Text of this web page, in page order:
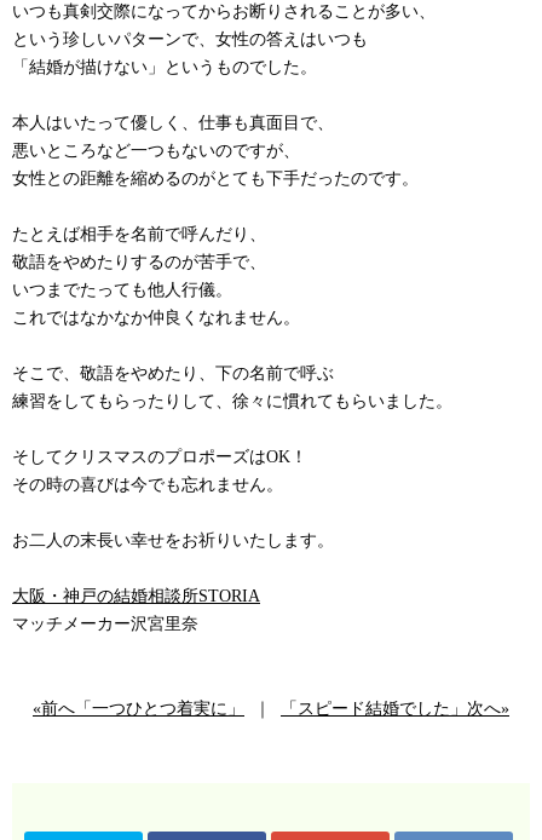
いつも真剣交際になってからお断りされることが多い、
という珍しいパターンで、女性の答えはいつも
「結婚が描けない」というものでした。
本人はいたって優しく、仕事も真面目で、
悪いところなど一つもないのですが、
女性との距離を縮めるのがとても下手だったのです。
たとえば相手を名前で呼んだり、
敬語をやめたりするのが苦手で、
いつまでたっても他人行儀。
これではなかなか仲良くなれません。
そこで、敬語をやめたり、下の名前で呼ぶ
練習をしてもらったりして、徐々に慣れてもらいました。
そしてクリスマスのプロポーズはOK！
その時の喜びは今でも忘れません。
お二人の末長い幸せをお祈りいたします。
大阪・神戸の結婚相談所STORIA
マッチメーカー沢宮里奈
«前へ「一つひとつ着実に」 「スピード結婚でした」次へ»